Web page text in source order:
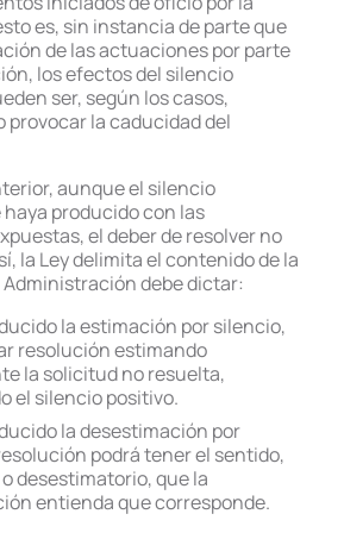
es, sin instancia de parte que
de las actuaciones por parte
los efectos del silencio
ser, según los casos,
provocar la caducidad del
aunque el silencio
producido con las
el deber de resolver no
la Ley delimita el contenido de la
debe dictar:
la estimación por silencio,
resolución estimando
la solicitud no resuelta,
el silencio positivo.
la desestimación por
podrá tener el sentido,
desestimatorio, que la
entienda que corresponde.